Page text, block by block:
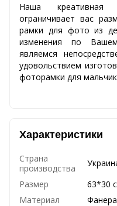
Наша креативная
ограничивает вас
рамки для фото из
изменения по
являемся
удовольствием
фоторамки для
Характеристики
Страна
производства
Размер
63*30
Материал
Фанера